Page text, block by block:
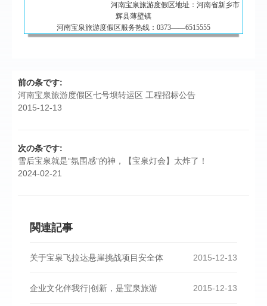
河南宝泉旅游度假区地址：河南省新乡市
辉县薄壁镇
河南宝泉旅游度假区服务热线：0373——6515555
前の条です:
河南宝泉旅游度假区七号坝转运区 工程招标公告
2015-12-13
次の条です:
雪后宝泉就是“氛围感”的神，【宝泉灯会】太炸了！
2024-02-21
関連記事
2015-12-13
关于宝泉飞拉达悬崖挑战项目安全体
2015-12-13
企业文化伴我行|创新，是宝泉旅游